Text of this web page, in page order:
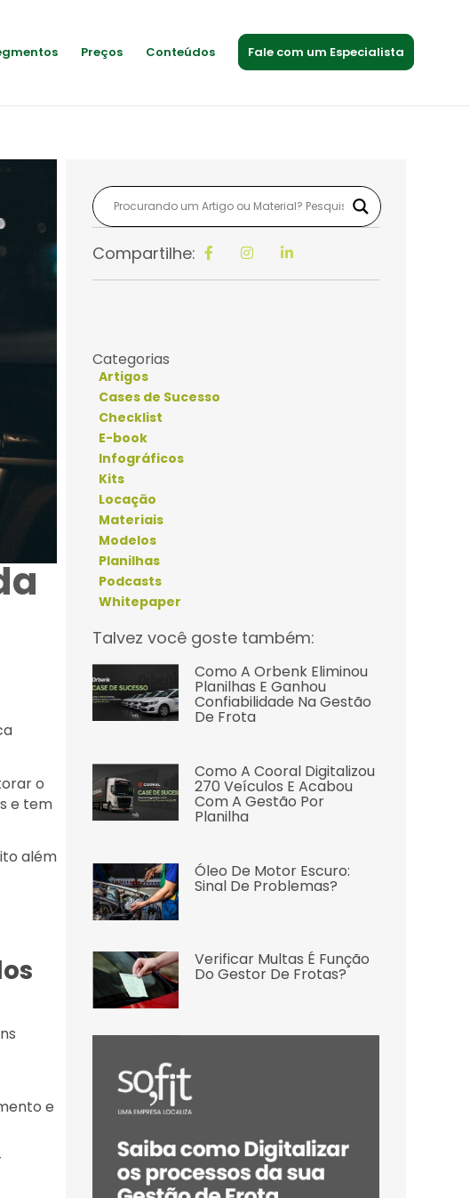
Preços Conteúdos Fale com um Especialista
o
e tem
além
e
Compartilhe:
Categorias
Artigos
Cases de Sucesso
Checklist
E-book
Infográficos
Kits
Locação
Materiais
Modelos
Planilhas
Podcasts
Whitepaper
Talvez você goste também:
Como A Orbenk Eliminou
Planilhas E Ganhou
Confiabilidade Na Gestão
De Frota
Como A Cooral Digitalizou
270 Veículos E Acabou
Com A Gestão Por
Planilha
Óleo De Motor Escuro:
Sinal De Problemas?
Verificar Multas É Função
Do Gestor De Frotas?